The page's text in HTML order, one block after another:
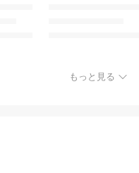
もっと見る